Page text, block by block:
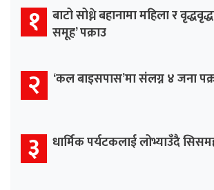
१ बाटो सोध्ने बहानामा महिला र
समूह’ पक्राउ
२ ‘कल बाइसपास’मा संलग्न ४ जना
३ धार्मिक पर्यटकलाई लोभ्याउँदै